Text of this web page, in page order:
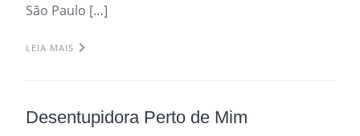
São Paulo […]
LEIA MAIS
Desentupidora Perto de Mim